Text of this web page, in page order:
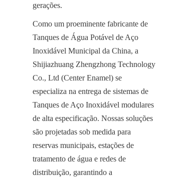
gerações.
Como um proeminente fabricante de
Tanques de Água Potável de Aço
Inoxidável Municipal da China, a
Shijiazhuang Zhengzhong Technology
Co., Ltd (Center Enamel) se
especializa na entrega de sistemas de
Tanques de Aço Inoxidável modulares
de alta especificação. Nossas soluções
são projetadas sob medida para
reservas municipais, estações de
tratamento de água e redes de
distribuição, garantindo a